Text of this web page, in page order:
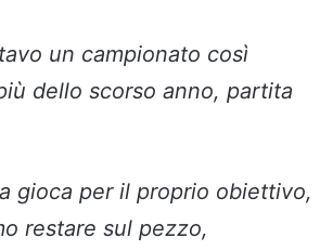
un campionato così
dello scorso anno, partita
gioca per il proprio obiettivo,
restare sul pezzo,